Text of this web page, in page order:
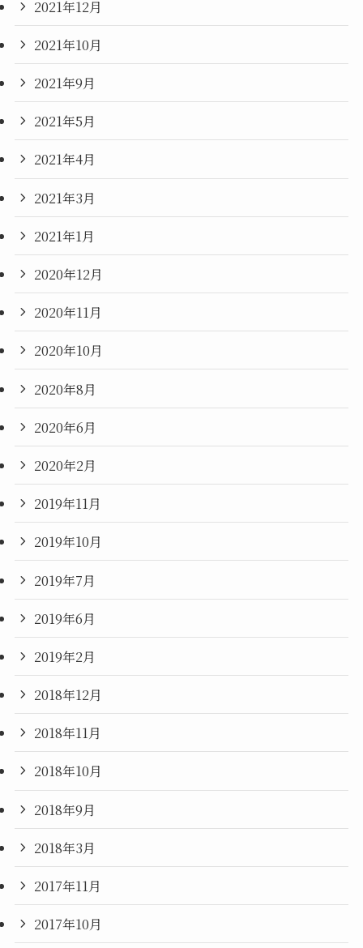
2021年12月
2021年10月
2021年9月
2021年5月
2021年4月
2021年3月
2021年1月
2020年12月
2020年11月
2020年10月
2020年8月
2020年6月
2020年2月
2019年11月
2019年10月
2019年7月
2019年6月
2019年2月
2018年12月
2018年11月
2018年10月
2018年9月
2018年3月
2017年11月
2017年10月